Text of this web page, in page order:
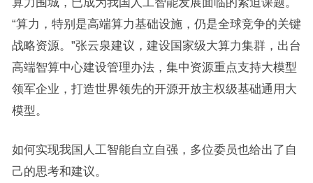
“算力，特别是高端算力基础设施，仍是全球竞争的关键
战略资源。”张云泉建议，建设国家级大算力集群，出台
高端智算中心建设管理办法，集中资源重点支持大模型
领军企业，打造世界领先的开源开放主权级基础通用大
模型。
如何实现我国人工智能自立自强，多位委员也给出了自
己的思考和建议。